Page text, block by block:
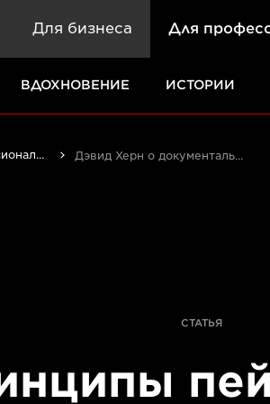
Для бизнеса Для
ВДОХНОВЕНИЕ ИСТОРИИ
Истории от профессионалов: вдохновляющие идеи для печати, а также фото- и видеосъемки Дэвид Херн о документальной съемке пейзажей
СТАТЬЯ